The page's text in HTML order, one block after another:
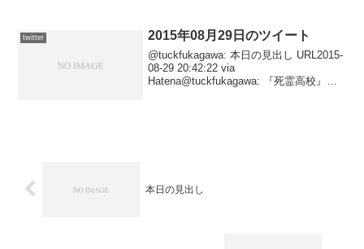
twitter 2015年08月29日のツイート
@tuckfukagawa: 本日の見出し URL2015-
08-29 20:42:22 via
Hatena@tuckfukagawa: 『死霊高校』
本日の見出し